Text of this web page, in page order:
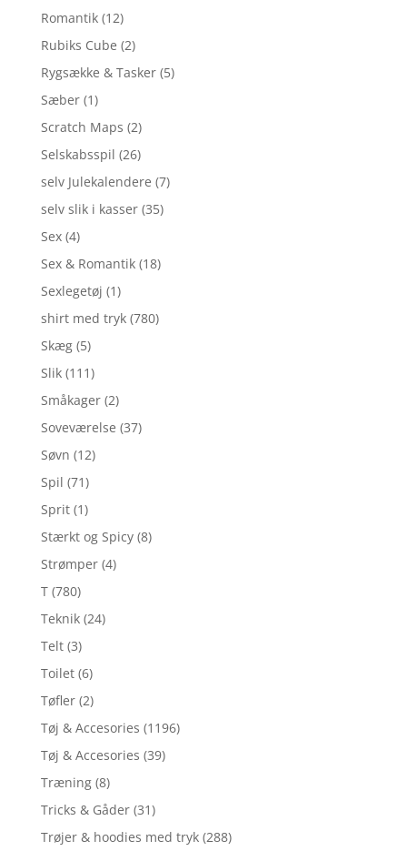
Romantik (12)
Rubiks Cube (2)
Rygsække & Tasker (5)
Sæber (1)
Scratch Maps (2)
Selskabsspil (26)
selv Julekalendere (7)
selv slik i kasser (35)
Sex (4)
Sex & Romantik (18)
Sexlegetøj (1)
shirt med tryk (780)
Skæg (5)
Slik (111)
Småkager (2)
Soveværelse (37)
Søvn (12)
Spil (71)
Sprit (1)
Stærkt og Spicy (8)
Strømper (4)
T (780)
Teknik (24)
Telt (3)
Toilet (6)
Tøfler (2)
Tøj & Accesories (1196)
Tøj & Accesories (39)
Træning (8)
Tricks & Gåder (31)
Trøjer & hoodies med tryk (288)